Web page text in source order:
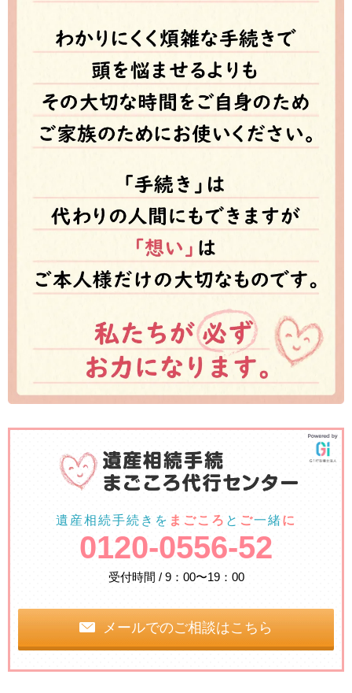
遺産相続手続きを まごころ と ご一緒に
0120-0556-52
受付時間 / 9：00〜19：00
メールでのご相談はこちら